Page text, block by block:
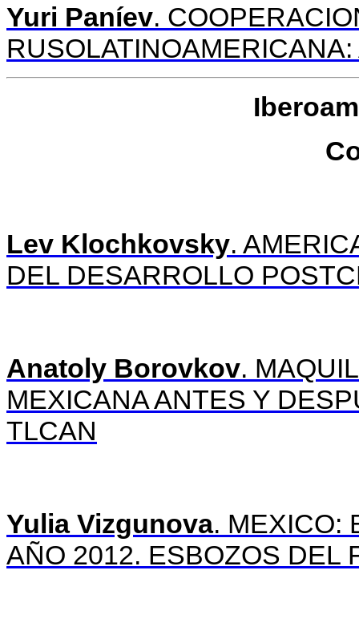
Yuri Paníev.
Lev Klochkovsky.
DEL DESARROLLO
Anatoly Borovkov.
MEXICANA ANTES Y
TLCAN
Yulia Vizgunova. MEXICO:
AÑO 2012. ESBOZOS DEL